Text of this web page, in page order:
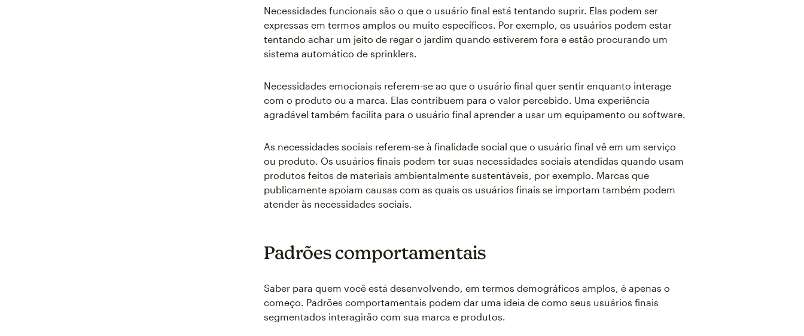
Necessidades funcionais são o que o usuário final está tentando suprir. Elas podem ser
expressas em termos amplos ou muito específicos. Por exemplo, os usuários podem estar
tentando achar um jeito de regar o jardim quando estiverem fora e estão procurando um
sistema automático de sprinklers.
Necessidades emocionais referem-se ao que o usuário final quer sentir enquanto interage
com o produto ou a marca. Elas contribuem para o valor percebido. Uma experiência
agradável também facilita para o usuário final aprender a usar um equipamento ou software.
As necessidades sociais referem-se à finalidade social que o usuário final vê em um serviço
ou produto. Os usuários finais podem ter suas necessidades sociais atendidas quando usam
produtos feitos de materiais ambientalmente sustentáveis, por exemplo. Marcas que
publicamente apoiam causas com as quais os usuários finais se importam também podem
atender às necessidades sociais.
Padrões comportamentais
Saber para quem você está desenvolvendo, em termos demográficos amplos, é apenas o
começo. Padrões comportamentais podem dar uma ideia de como seus usuários finais
segmentados interagirão com sua marca e produtos.